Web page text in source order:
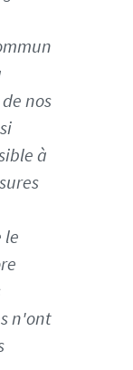
nos
à
le
n'ont